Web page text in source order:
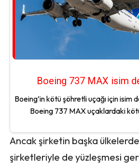
Boeing 737 MAX isim
Boeing’in kötü şöhretli uçağı için isim
Boeing 737 MAX uçaklardaki
Ancak şirketin başka
şirketleriyle de yüzleşmesi